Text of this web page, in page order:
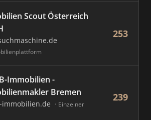
Scout Österreich
253
Immobilien -
Bremen
immobilien.de
Einzelner
239